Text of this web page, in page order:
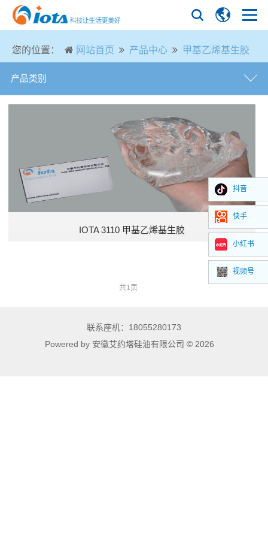
您的位置： 网站首页 产品中心 甲基乙烯基生胶
产品类别
甲基生胶
甲基乙烯基生胶
通用耐高温硅橡胶
IOTA 3110 甲基乙烯基生胶
共1页
联系座机：18055280173
Powered by 安徽艾约塔硅油有限公司 © 2026
抖音
快手
小红书
视频号